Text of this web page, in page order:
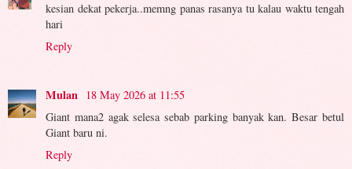
kesian dekat pekerja..memng panas rasanya tu kalau waktu tengah
hari
Reply
Mulan 18 May 2026 at 11:55
Giant mana2 agak selesa sebab parking banyak kan. Besar betul
Giant baru ni.
Reply